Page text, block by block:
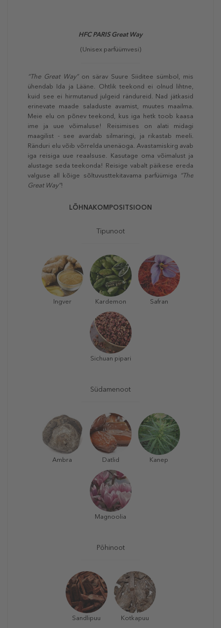
HFC PARIS Great Way
(Unisex parfüümvesi)
“The Great Way”on särav Suure Siiditee sümbol, mis
ühendab Ida ja Lääne. Ohtlik teekond ei olnud lihtne,
kuid see ei hirmutanud julgeid rändureid. Nad jätkasid
erinevate maade saladuste avamist, muutes maailma.
Meie elu on põnev teekond, kus iga hetk toob kaasa
ime ja uue võimaluse! Reisimises on alati midagi
maagilist - see avardab silmaringi, ja rikastab meeli.
Ränduri elu võib võrrelda unenäoga. Avastamiskirg avab
iga reisiga uue reaalsuse. Kasutage oma võimalust ja
alustage seda teekonda! Reisige vabalt päikese ereda
valguse all kõige sõltuvusttekitavama parfüümiga “The
Great Way”!
LÕHNAKOMPOSITSIOON
Tipunoot
Ingver Kardemon Safran
Sichuan pipari
Südamenoot
Ambra Datlid Kanep
Magnoolia
Põhinoot
Sandlipuu Kotkapuu